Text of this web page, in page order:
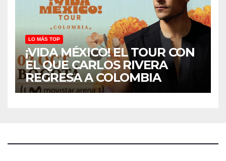
LO MÁS TOP
¡VIDA MÉXICO! EL TOUR CON
EL QUE CARLOS RIVERA
REGRESA A COLOMBIA